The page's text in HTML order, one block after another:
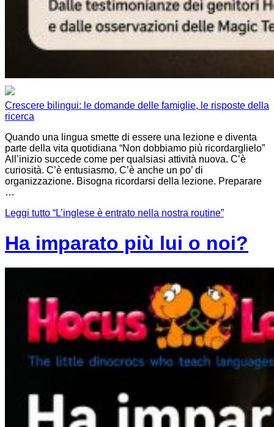
Crescere bilingui: le domande delle famiglie, le risposte della
ricerca
Quando una lingua smette di essere una lezione e diventa
parte della vita quotidiana “Non dobbiamo più ricordarglielo”
All’inizio succede come per qualsiasi attività nuova. C’è
curiosità. C’è entusiasmo. C’è anche un po’ di
organizzazione. Bisogna ricordarsi della lezione. Preparare
…
Leggi tutto “L’inglese è entrato nella nostra routine”
Ha imparato più lui o noi?